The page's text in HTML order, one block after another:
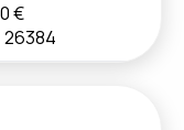
€
26384